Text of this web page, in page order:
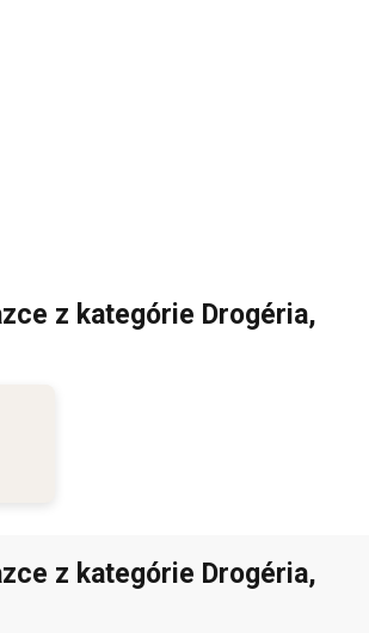
z kategórie Drogéria,
z kategórie Drogéria,